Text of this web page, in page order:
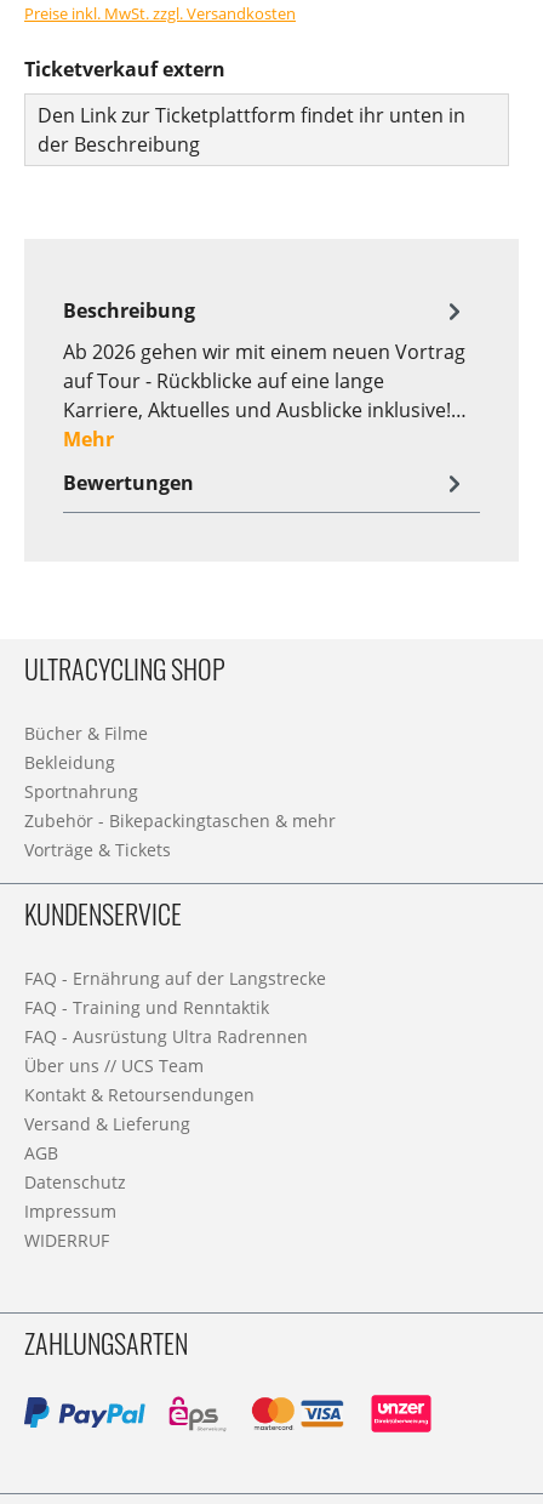
Preise inkl. MwSt. zzgl. Versandkosten
Ticketverkauf extern
Den Link zur Ticketplattform findet ihr unten in
der Beschreibung
Beschreibung
Ab 2026 gehen wir mit einem neuen Vortrag
auf Tour - Rückblicke auf eine lange
Karriere, Aktuelles und Ausblicke inklusive!…
Mehr
Bewertungen
ULTRACYCLING SHOP
Bücher & Filme
Bekleidung
Sportnahrung
Zubehör - Bikepackingtaschen & mehr
Vorträge & Tickets
KUNDENSERVICE
FAQ - Ernährung auf der Langstrecke
FAQ - Training und Renntaktik
FAQ - Ausrüstung Ultra Radrennen
Über uns // UCS Team
Kontakt & Retoursendungen
Versand & Lieferung
AGB
Datenschutz
Impressum
WIDERRUF
ZAHLUNGSARTEN